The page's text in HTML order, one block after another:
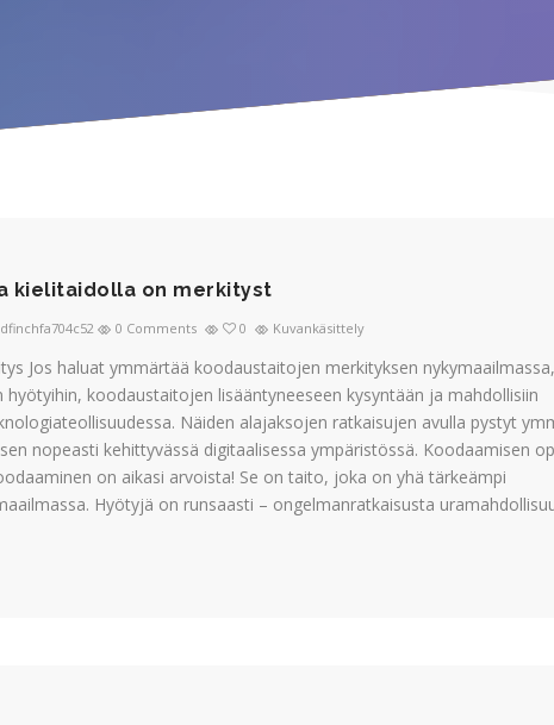
kielitaidolla on merkityst
0 Comments 0 Kuvankäsittely
Jos haluat ymmärtää koodaustaitojen merkityksen
hyötyihin, koodaustaitojen lisääntyneeseen kysyntään ja mahdollisiin
Näiden alajaksojen ratkaisujen avulla pystyt
nopeasti kehittyvässä digitaalisessa ympäristössä. Koodaamisen
on aikasi arvoista! Se on taito, joka on yhä tärkeämpi
Hyötyjä on runsaasti – ongelmanratkaisusta